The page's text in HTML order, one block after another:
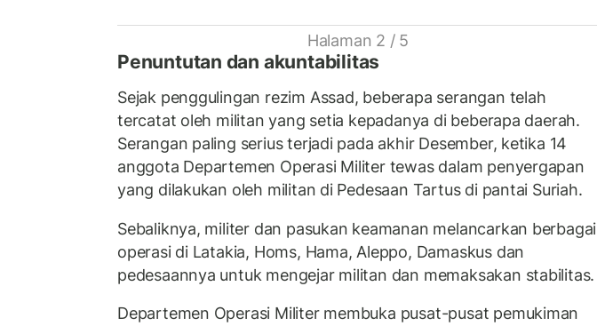
Halaman 2 / 5
Penuntutan dan akuntabilitas
Sejak penggulingan rezim Assad, beberapa serangan telah
tercatat oleh militan yang setia kepadanya di beberapa daerah.
Serangan paling serius terjadi pada akhir Desember, ketika 14
anggota Departemen Operasi Militer tewas dalam penyergapan
yang dilakukan oleh militan di Pedesaan Tartus di pantai Suriah.
Sebaliknya, militer dan pasukan keamanan melancarkan berbagai
operasi di Latakia, Homs, Hama, Aleppo, Damaskus dan
pedesaannya untuk mengejar militan dan memaksakan stabilitas.
Departemen Operasi Militer membuka pusat-pusat pemukiman